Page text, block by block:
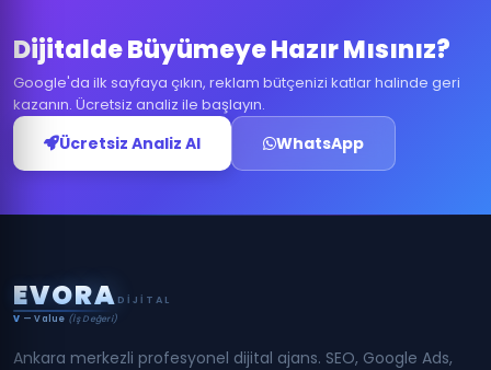
Dijitalde Büyümeye Hazır Mısınız?
Google'da ilk sayfaya çıkın, reklam bütçenizi katlar halinde geri
kazanın. Ücretsiz analiz ile başlayın.
Ücretsiz Analiz Al WhatsApp
EVORA DIJITAL
V — Value (İş Değeri)
Ankara merkezli profesyonel dijital ajans. SEO, Google Ads,